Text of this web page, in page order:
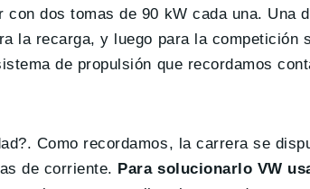
con dos tomas de 90 kW cada una. Una
la recarga, y luego para la competición
de propulsión que recordamos
Como recordamos, la carrera se
de corriente. Para solucionarlo VW